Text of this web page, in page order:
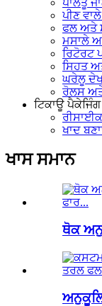
ਪੀਣ
ਫਲ ਅਤੇ
ਮਸਾਲੇ
ਰਿਟੋਰਟ
ਸਿਹਤ
ਘਰੇਲੂ
ਰੋਲਸ
ਟਿਕਾਊ ਪੈਕੇਜਿੰਗ
ਖਾਦ
ਖਾਸ ਸਮਾਨ
ਥੋਕ